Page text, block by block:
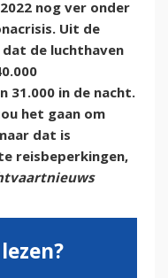
nog ver onder
Uit de
de luchthaven
31.000 in de nacht.
het gaan om
dat is
reisbeperkingen,